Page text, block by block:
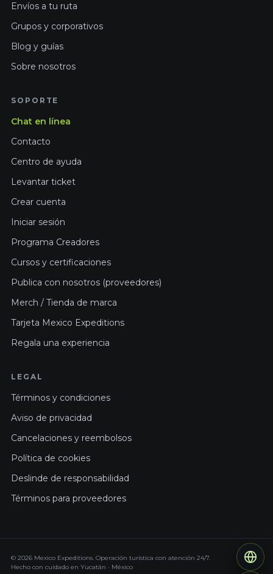
Envíos a tu ruta
Grupos y corporativos
Blog y guías
Sobre nosotros
SOPORTE
Chat en línea
Contacto
Centro de ayuda
Levantar ticket
Crear cuenta
Iniciar sesión
Programa Creadores
Cursos y certificaciones
Publica con nosotros (proveedores)
Merch / Tienda de marca
Tarjeta Mexico Expeditions
Regala una experiencia
LEGAL
Términos y condiciones
Aviso de privacidad
Cancelaciones y reembolsos
Política de cookies
Deslinde de responsabilidad
Términos para proveedores
© 2026 Mexico Expeditions. Operación turística con atención 24/7.
Hecho con cuidado en Yucatán · México